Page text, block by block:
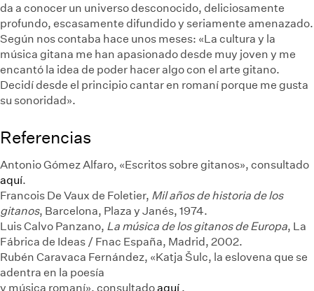
da a conocer un universo desconocido, deliciosamente
profundo, escasamente difundido y seriamente amenazado.
Según nos contaba hace unos meses: «La cultura y la
música gitana me han apasionado desde muy joven y me
encantó la idea de poder hacer algo con el arte gitano.
Decidí desde el principio cantar en romaní porque me gusta
su sonoridad».
Referencias
Antonio Gómez Alfaro, «Escritos sobre gitanos», consultado
aquí.
Francois De Vaux de Foletier, Mil años de historia de los
gitanos, Barcelona, Plaza y Janés, 1974.
Luis Calvo Panzano, La música de los gitanos de Europa, La
Fábrica de Ideas / Fnac España, Madrid, 2002.
Rubén Caravaca Fernández, «Katja Šulc, la eslovena que se
adentra en la poesía
y música romaní», consultadoaquí .